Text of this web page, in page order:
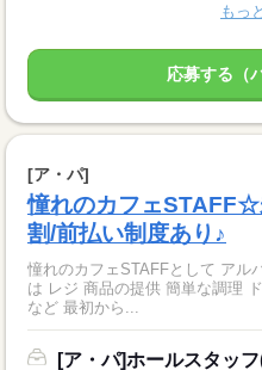
もっ
応募する（
[ア・パ]
憧れのカフェ
割/前払い制度あり♪
憧れのカフェSTAFFとして アル
は レジ 商品の提供 簡単な調理
など 最初から...
[ア・パ]ホールスタッ